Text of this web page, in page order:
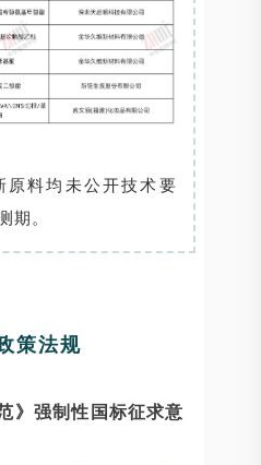
原料均未公开技术要
期。
策法规
》强制性国标征求意